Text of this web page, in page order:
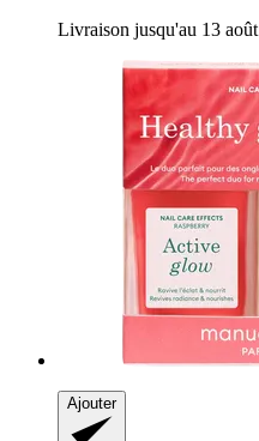
Livraison jusqu'au 13 août
Ajouter